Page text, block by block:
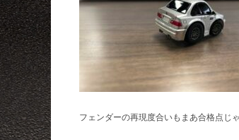
フェンダーの再現度合いもまあ合格点じ